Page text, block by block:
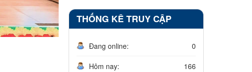
THỐNG KÊ TRUY CẬP
Đang online: 0
Hôm nay: 166